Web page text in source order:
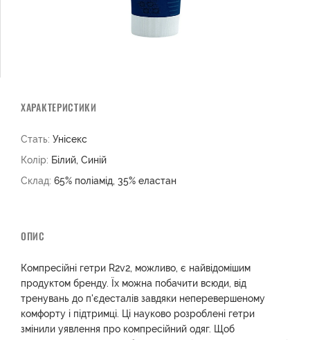
ХАРАКТЕРИСТИКИ
Стать: Унісекс
Колір: Білий, Синій
Склад: 65% поліамід, 35% еластан
ОПИС
Компресійні гетри R2v2, можливо, є найвідомішим
продуктом бренду. Їх можна побачити всюди, від
тренувань до п'єдесталів завдяки неперевершеному
комфорту і підтримці. Ці науково розроблені гетри
змінили уявлення про компресійний одяг. Щоб